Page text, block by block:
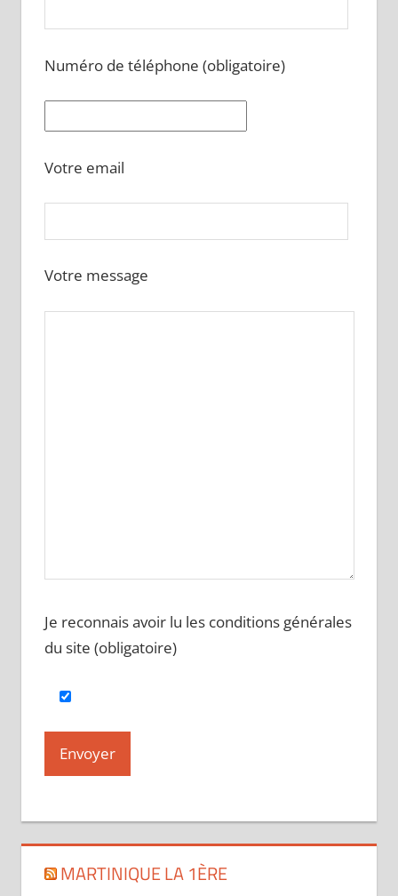
Numéro de téléphone (obligatoire)
Votre email
Votre message
Je reconnais avoir lu les conditions générales
du site (obligatoire)
MARTINIQUE LA 1ÈRE